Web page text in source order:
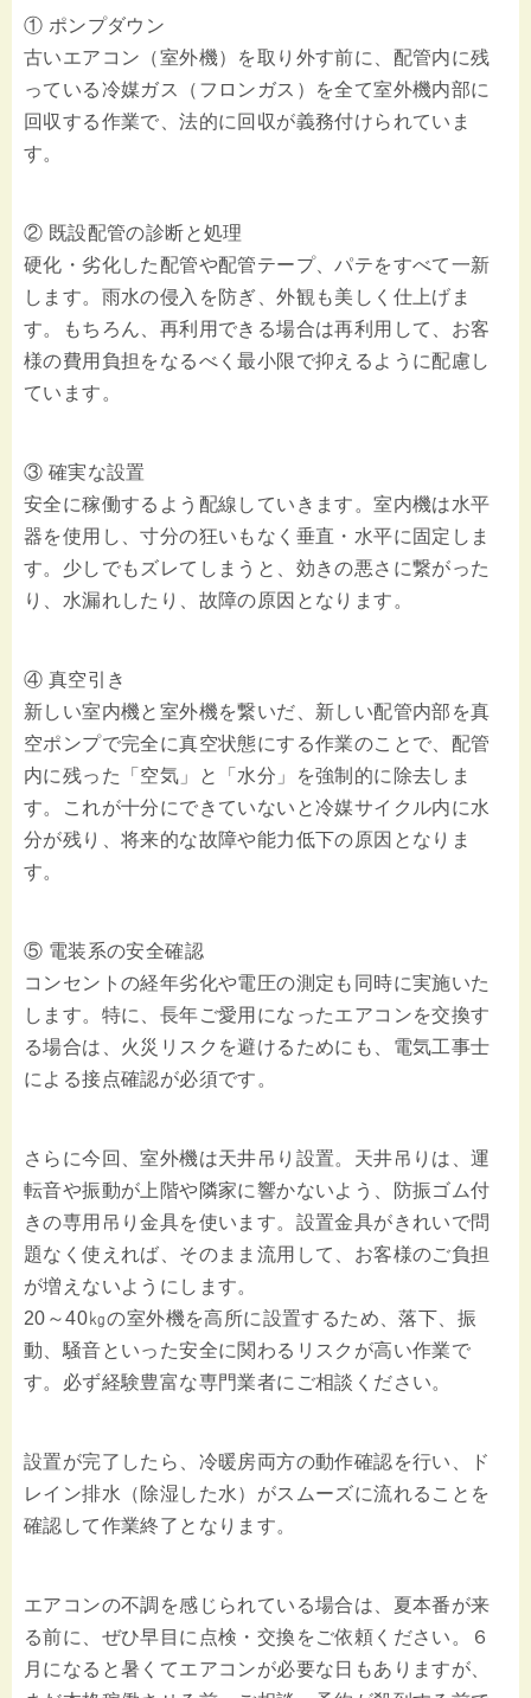
① ポンプダウン
古いエアコン（室外機）を取り外す前に、配管内に残
っている冷媒ガス（フロンガス）を全て室外機内部に
回収する作業で、法的に回収が義務付けられていま
す。
② 既設配管の診断と処理
硬化・劣化した配管や配管テープ、パテをすべて一新
します。雨水の侵入を防ぎ、外観も美しく仕上げま
す。もちろん、再利用できる場合は再利用して、お客
様の費用負担をなるべく最小限で抑えるように配慮し
ています。
③ 確実な設置
安全に稼働するよう配線していきます。室内機は水平
器を使用し、寸分の狂いもなく垂直・水平に固定しま
す。少しでもズレてしまうと、効きの悪さに繋がった
り、水漏れしたり、故障の原因となります。
④ 真空引き
新しい室内機と室外機を繋いだ、新しい配管内部を真
空ポンプで完全に真空状態にする作業のことで、配管
内に残った「空気」と「水分」を強制的に除去しま
す。これが十分にできていないと冷媒サイクル内に水
分が残り、将来的な故障や能力低下の原因となりま
す。
⑤ 電装系の安全確認
コンセントの経年劣化や電圧の測定も同時に実施いた
します。特に、長年ご愛用になったエアコンを交換す
る場合は、火災リスクを避けるためにも、電気工事士
による接点確認が必須です。
さらに今回、室外機は天井吊り設置。天井吊りは、運
転音や振動が上階や隣家に響かないよう、防振ゴム付
きの専用吊り金具を使います。設置金具がきれいで問
題なく使えれば、そのまま流用して、お客様のご負担
が増えないようにします。
20～40㎏の室外機を高所に設置するため、落下、振
動、騒音といった安全に関わるリスクが高い作業で
す。必ず経験豊富な専門業者にご相談ください。
設置が完了したら、冷暖房両方の動作確認を行い、ド
レイン排水（除湿した水）がスムーズに流れることを
確認して作業終了となります。
エアコンの不調を感じられている場合は、夏本番が来
る前に、ぜひ早目に点検・交換をご依頼ください。６
月になると暑くてエアコンが必要な日もありますが、